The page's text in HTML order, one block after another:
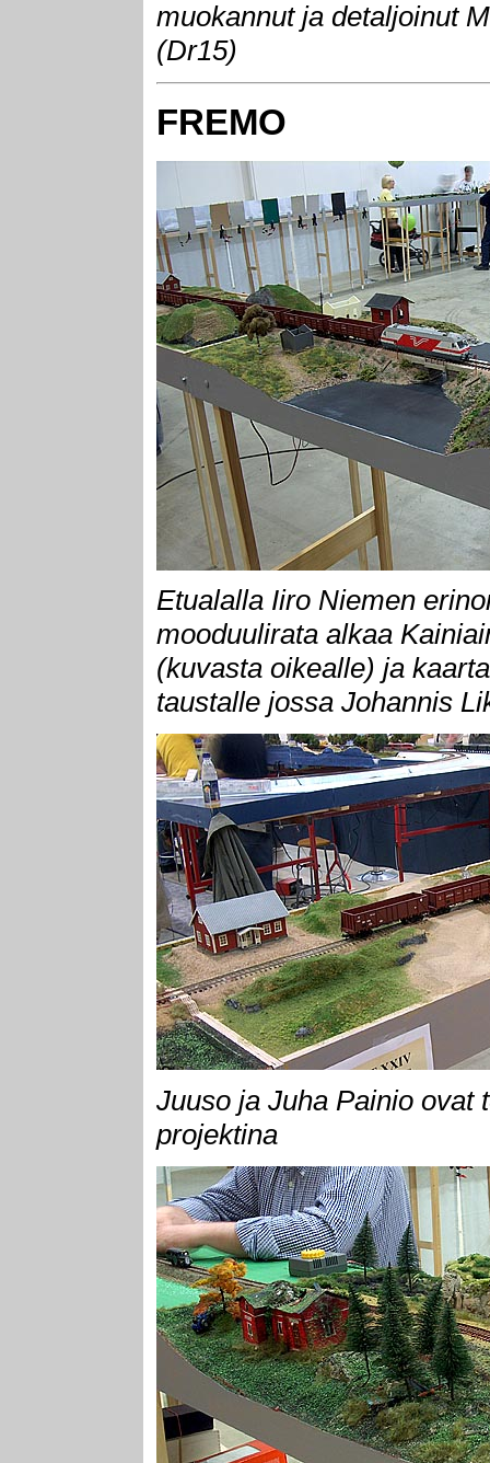
muokannut ja detaljoinut
(Dr15)
FREMO
Etualalla Iiro Niemen
mooduulirata alkaa
(kuvasta oikealle) ja
taustalle jossa Johannis
Juuso ja Juha Painio ovat
projektina